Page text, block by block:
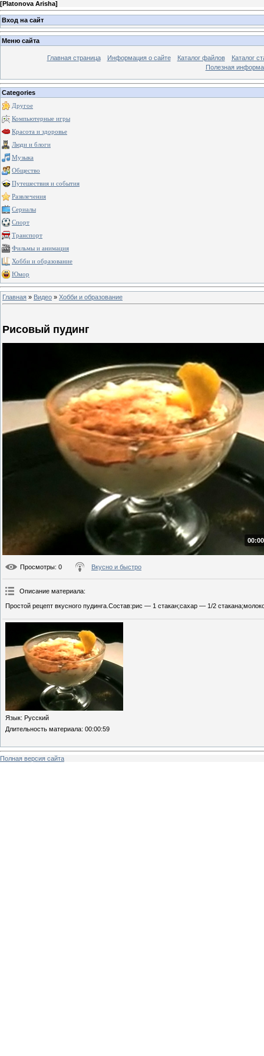
[Platonova Arisha]
Вход на сайт
Меню сайта
Главная страница Информация о сайте Каталог файлов
Каталог
Полезная
Categories
Другое
Компьютерные игры
Красота и здоровье
Люди и блоги
Музыка
Общество
Путешествия и события
Развлечения
Сериалы
Спорт
Транспорт
Фильмы и анимация
Хобби и образование
Юмор
Главная » Видео » Хобби и образование
Рисовый пудинг
Просмотры: 0 Вкусно и быстро
Описание материала:
Простой рецепт вкусного пудинга.Состав:рис — 1 стакан;сахар — 1/2
Язык: Русский
Длительность материала: 00:00:59
Полная версия сайта